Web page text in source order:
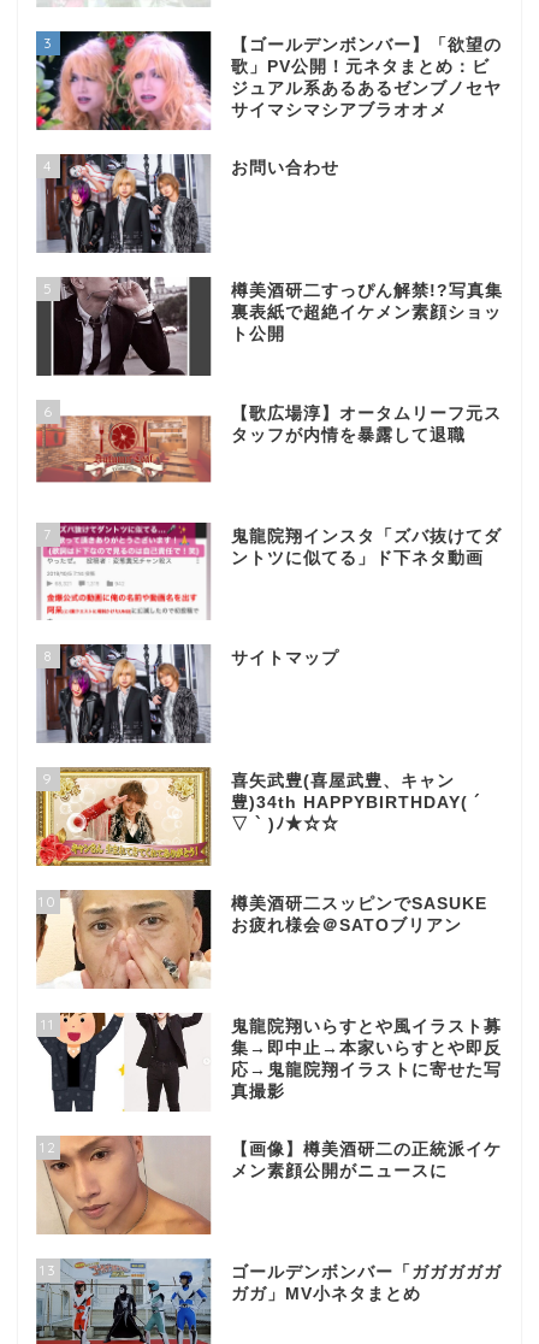
3
【ゴールデンボンバー】「欲望の
歌」PV公開！元ネタまとめ：ビ
ジュアル系あるあるゼンブノセヤ
サイマシマシアブラオオメ
4 お問い合わせ
5
樽美酒研二すっぴん解禁!?写真集
裏表紙で超絶イケメン素顔ショッ
ト公開
6
【歌広場淳】オータムリーフ元ス
タッフが内情を暴露して退職
7
鬼龍院翔インスタ「ズバ抜けてダ
ントツに似てる」ド下ネタ動画
8 サイトマップ
9
喜矢武豊(喜屋武豊、キャン
豊)34th HAPPYBIRTHDAY( ´
▽ ` )ﾉ★☆☆
10
樽美酒研二スッピンでSASUKE
お疲れ様会＠SATOブリアン
11
鬼龍院翔いらすとや風イラスト募
集→即中止→本家いらすとや即反
応→鬼龍院翔イラストに寄せた写
真撮影
12
【画像】樽美酒研二の正統派イケ
メン素顔公開がニュースに
13
ゴールデンボンバー「ガガガガガ
ガガ」MV小ネタまとめ